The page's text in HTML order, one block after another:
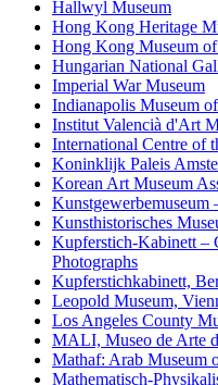
Hallwyl Museum
Hong Kong Heritage
Hong Kong Museum
Hungarian National
Imperial War Museum
Indianapolis Museum
Institut Valencià d'Art
International Centre of
Koninklijk Paleis
Korean Art Museum
Kunstgewerbemuseum
Kunsthistorisches
Kupferstich-Kabinett –
Photographs
Kupferstichkabinett,
Leopold Museum,
Los Angeles County
MALI, Museo de Arte
Mathaf: Arab Museum
Mathematisch-